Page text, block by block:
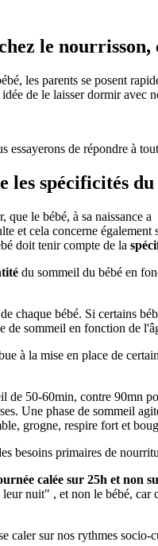
le
les parents se posent
de le laisser dormir avec
essayerons de répondre à
les spécificités du
que le bébé, à sa naissance a
et cela concerne également
doit tenir compte de la
du sommeil du bébé en
chaque bébé. Si certains
de sommeil en fonction de
à la mise en place de
de 50-60min, contre 90mn
Une phase de sommeil
grogne, respire fort et
besoins primaires de
calée sur 25h et non
nuit" , et non le bébé, car
caler sur nos rythmes